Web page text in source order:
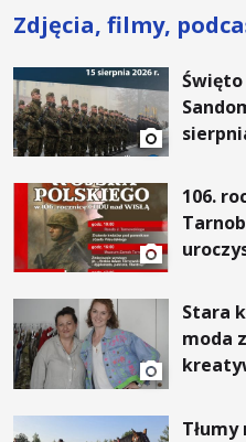
Zdjęcia, filmy,
106.
Stara
moda